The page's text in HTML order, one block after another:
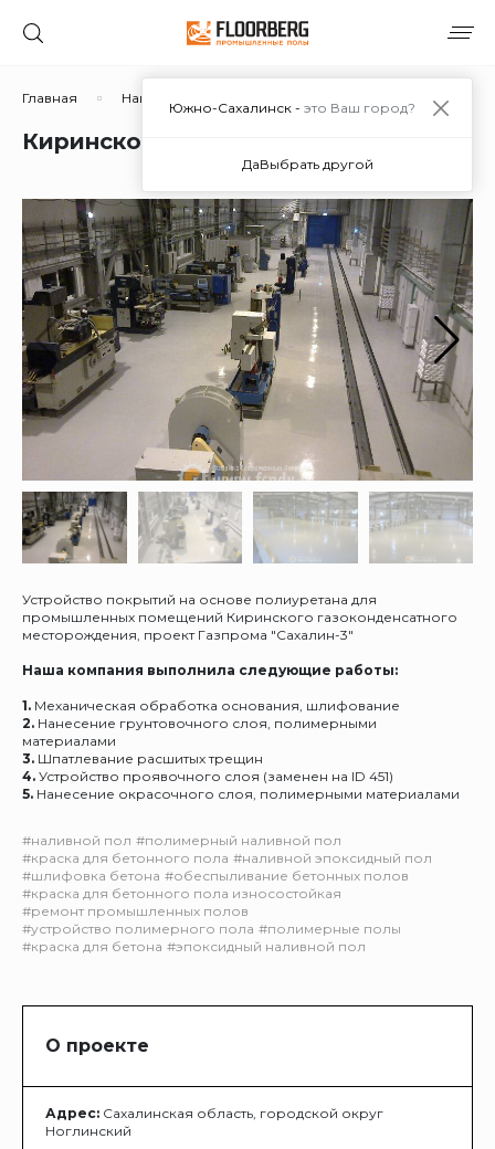
Главная Наши работы Киринское ГКН, проект
Киринское ГКН, проект "Сахалин-3"
Устройство покрытий на основе полиуретана для
промышленных помещений Киринского газоконденсатного
месторождения, проект Газпрома "Сахалин-3"
Наша компания выполнила следующие работы:
1. Механическая обработка основания, шлифование
2. Нанесение грунтовочного слоя, полимерными
материалами
3. Шпатлевание расшитых трещин
4. Устройство проявочного слоя (заменен на ID 451)
5. Нанесение окрасочного слоя, полимерными материалами
#наливной пол #полимерный наливной пол
#краска для бетонного пола #наливной эпоксидный пол
#шлифовка бетона #обеспыливание бетонных полов
#краска для бетонного пола износостойкая
#ремонт промышленных полов
#устройство полимерного пола #полимерные полы
#краска для бетона #эпоксидный наливной пол
О проекте
Адрес: Сахалинская область, городской округ
Ноглинский
Южно-Сахалинск - это Ваш город?
ДаВыбрать другой